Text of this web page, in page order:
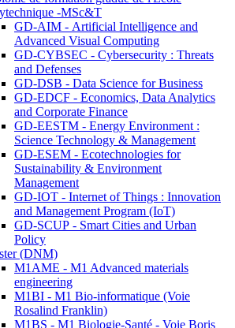
-MSc&T
GD-AIM - Artificial Intelligence and
Advanced Visual Computing
GD-CYBSEC - Cybersecurity : Threats
and Defenses
GD-DSB - Data Science for Business
GD-EDCF - Economics, Data Analytics
and Corporate Finance
GD-EESTM - Energy Environment :
Science Technology & Management
GD-ESEM - Ecotechnologies for
Sustainability & Environment
Management
GD-IOT - Internet of Things : Innovation
and Management Program (IoT)
GD-SCUP - Smart Cities and Urban
Policy
(DNM)
M1AME - M1 Advanced materials
engineering
M1BI - M1 Bio-informatique (Voie
Rosalind Franklin)
M1BS - M1 Biologie-Santé - Voie Boris